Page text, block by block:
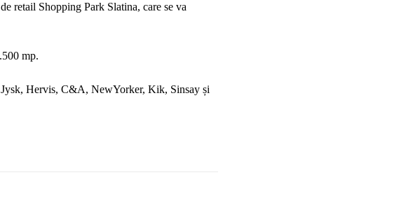
retail Shopping Park Slatina, care se va
mp.
Jysk, Hervis, C&A, NewYorker, Kik, Sinsay și